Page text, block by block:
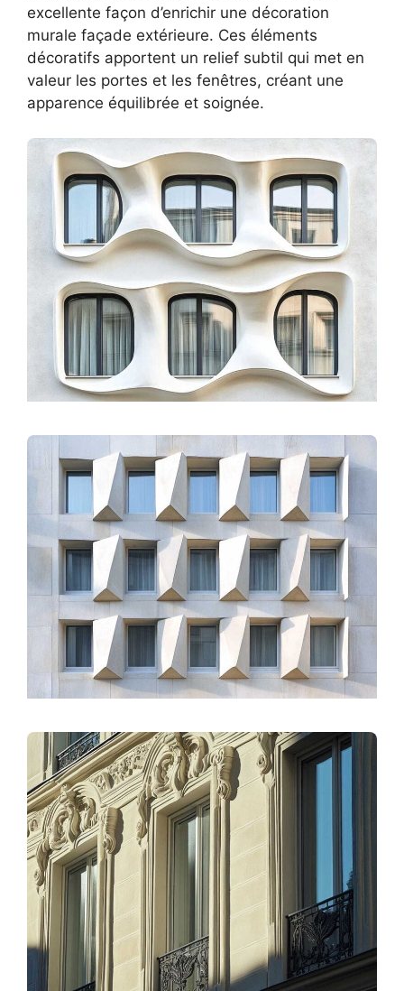
excellente façon d’enrichir une décoration
murale façade extérieure. Ces éléments
décoratifs apportent un relief subtil qui met en
valeur les portes et les fenêtres, créant une
apparence équilibrée et soignée.